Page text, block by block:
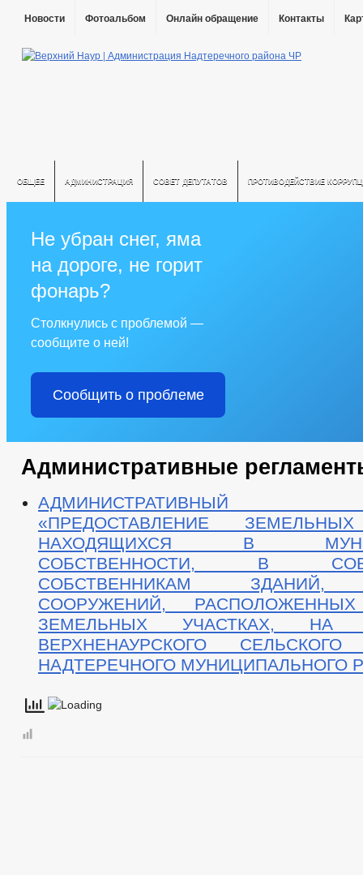
Новости Фотоальбом Онлайн обращение Контакты
ОБЩЕЕ АДМИНИСТРАЦИЯ СОВЕТ ДЕПУТАТОВ ПРОТИВОДЕЙСТВИЕ
Не убран снег, яма
на дороге, не горит
фонарь?
Столкнулись с проблемой —
сообщите о ней!
Сообщить о проблеме
Административные
АДМИНИСТРАТИВНЫЙ
«ПРЕДОСТАВЛЕНИЕ
НАХОДЯЩИХСЯ В
СОБСТВЕННОСТИ, В
СОБСТВЕННИКАМ ЗДАНИЙ,
СООРУЖЕНИЙ,
ЗЕМЕЛЬНЫХ УЧАСТКАХ, НА
ВЕРХНЕНАУРСКОГО
НАДТЕРЕЧНОГО МУНИЦИПАЛЬНОГО